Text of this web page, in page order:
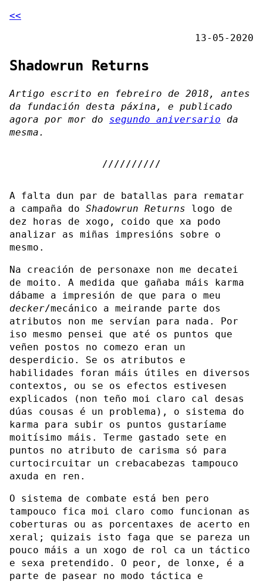
<<
13-05-2020
Shadowrun Returns
Artigo escrito en febreiro de 2018, antes
da fundación desta páxina, e publicado
agora por mor do segundo aniversario da
mesma.
A falta dun par de batallas para rematar
a campaña do Shadowrun Returns logo de
dez horas de xogo, coido que xa podo
analizar as miñas impresións sobre o
mesmo.
Na creación de personaxe non me decatei
de moito. A medida que gañaba máis karma
dábame a impresión de que para o meu
decker/mecánico a meirande parte dos
atributos non me servían para nada. Por
iso mesmo pensei que até os puntos que
veñen postos no comezo eran un
desperdicio. Se os atributos e
habilidades foran máis útiles en diversos
contextos, ou se os efectos estivesen
explicados (non teño moi claro cal desas
dúas cousas é un problema), o sistema do
karma para subir os puntos gustaríame
moitísimo máis. Terme gastado sete en
puntos no atributo de carisma só para
curtocircuitar un crebacabezas tampouco
axuda en ren.
O sistema de combate está ben pero
tampouco fica moi claro como funcionan as
coberturas ou as porcentaxes de acerto en
xeral; quizais isto faga que se pareza un
pouco máis a un xogo de rol ca un táctico
e sexa pretendido. O peor, de lonxe, é a
parte de pasear no modo táctica e